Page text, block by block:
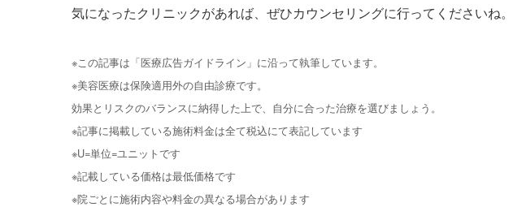
気になったクリニックがあれば、ぜひカウンセリングに行ってくださいね。
※この記事は「医療広告ガイドライン」に沿って執筆しています。
※美容医療は保険適用外の自由診療です。
効果とリスクのバランスに納得した上で、自分に合った治療を選びましょう。
※記事に掲載している施術料金は全て税込にて表記しています
※U=単位=ユニットです
※記載している価格は最低価格です
※院ごとに施術内容や料金の異なる場合があります